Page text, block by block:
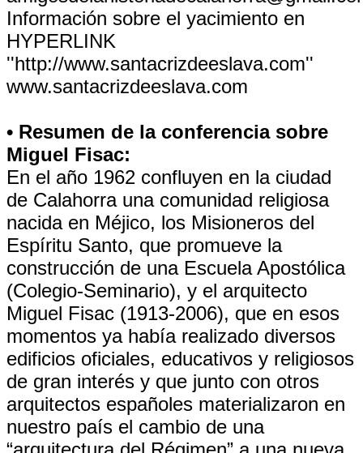
Información sobre el yacimiento en
HYPERLINK
''http://www.santacrizdeeslava.com''
www.santacrizdeeslava.com
• Resumen de la conferencia sobre
Miguel Fisac:
En el año 1962 confluyen en la ciudad
de Calahorra una comunidad religiosa
nacida en Méjico, los Misioneros del
Espíritu Santo, que promueve la
construcción de una Escuela Apostólica
(Colegio-Seminario), y el arquitecto
Miguel Fisac (1913-2006), que en esos
momentos ya había realizado diversos
edificios oficiales, educativos y religiosos
de gran interés y que junto con otros
arquitectos españoles materializaron en
nuestro país el cambio de una